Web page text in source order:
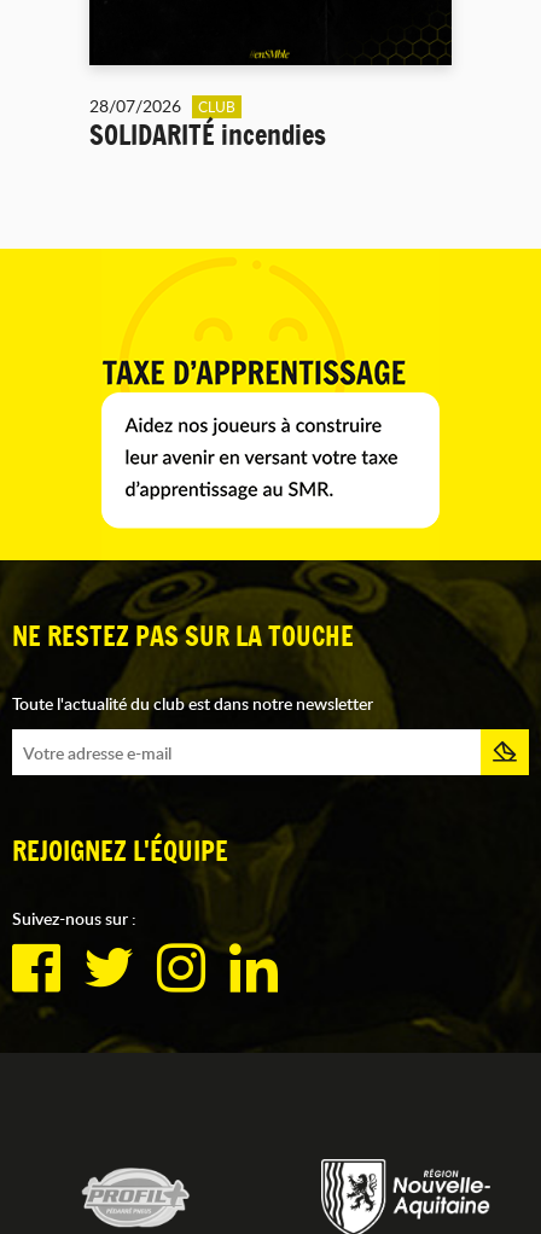
28/07/2026 CLUB
SOLIDARITÉ incendies
NE RESTEZ PAS SUR LA TOUCHE
Toute l'actualité du club est dans notre newsletter
REJOIGNEZ L'ÉQUIPE
Suivez-nous sur :